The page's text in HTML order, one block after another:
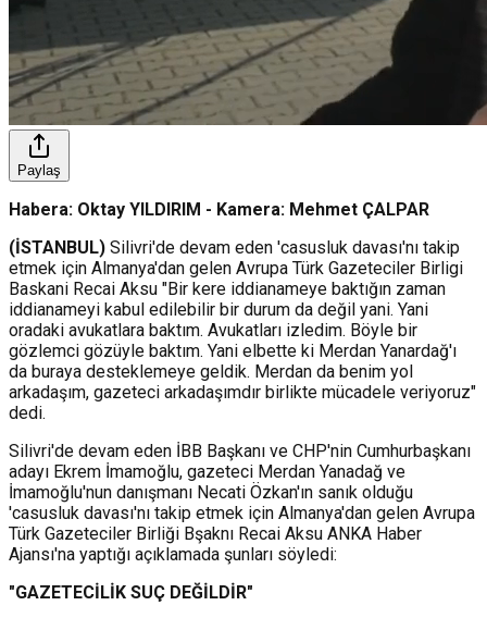
Paylaş
Habera: Oktay YILDIRIM - Kamera: Mehmet ÇALPAR
(İSTANBUL) Silivri'de devam eden 'casusluk davası'nı takip
etmek için Almanya'dan gelen Avrupa Türk Gazeteciler Birligi
Baskani Recai Aksu "Bir kere iddianameye baktığın zaman
iddianameyi kabul edilebilir bir durum da değil yani. Yani
oradaki avukatlara baktım. Avukatları izledim. Böyle bir
gözlemci gözüyle baktım. Yani elbette ki Merdan Yanardağ'ı
da buraya desteklemeye geldik. Merdan da benim yol
arkadaşım, gazeteci arkadaşımdır birlikte mücadele veriyoruz"
dedi.
Silivri'de devam eden İBB Başkanı ve CHP'nin Cumhurbaşkanı
adayı Ekrem İmamoğlu, gazeteci Merdan Yanadağ ve
İmamoğlu'nun danışmanı Necati Özkan'ın sanık olduğu
'casusluk davası'nı takip etmek için Almanya'dan gelen Avrupa
Türk Gazeteciler Birliği Bşaknı Recai Aksu ANKA Haber
Ajansı'na yaptığı açıklamada şunları söyledi:
"GAZETECİLİK SUÇ DEĞİLDİR"